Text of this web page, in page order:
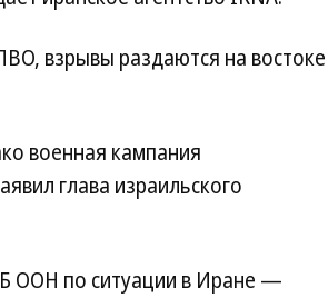
взрывы раздаются на востоке
военная кампания
глава израильского
ООН по ситуации в Иране —